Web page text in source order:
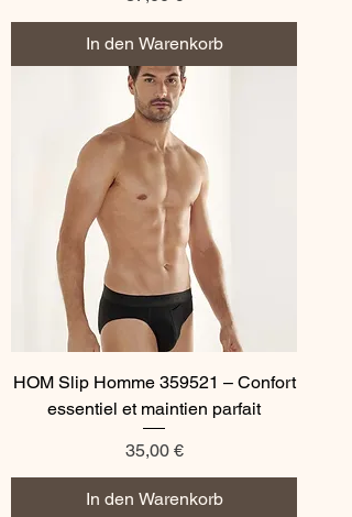
In den Warenkorb
HOM Slip Homme 359521 – Confort
essentiel et maintien parfait
Preis
35,00 €
In den Warenkorb